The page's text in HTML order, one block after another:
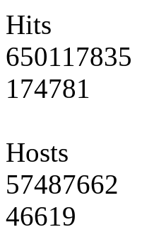
Hits
650117835
174781
Hosts
57487662
46619